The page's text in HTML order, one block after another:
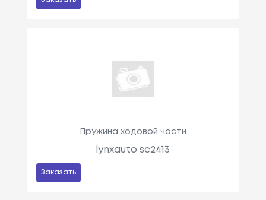
Пружина ходовой части
lynxauto sc2413
Заказать